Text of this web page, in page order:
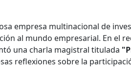
empresa multinacional de
al mundo empresarial. En el
una charla magistral titulada
reflexiones sobre la